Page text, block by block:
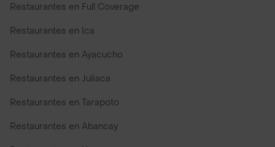
Restaurantes en Full Coverage
Restaurantes en Ica
Restaurantes en Ayacucho
Restaurantes en Juliaca
Restaurantes en Tarapoto
Restaurantes en Abancay